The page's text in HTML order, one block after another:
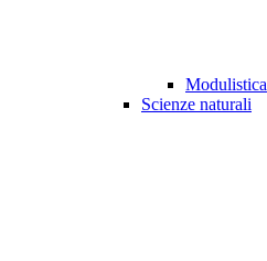
Modulistica
Scienze naturali